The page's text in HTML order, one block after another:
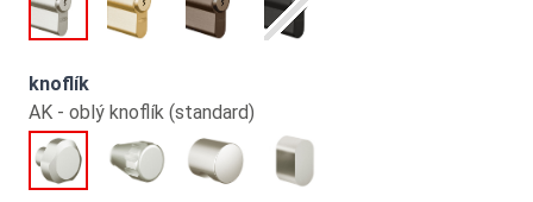
knoflík
AK - oblý knoflík (standard)